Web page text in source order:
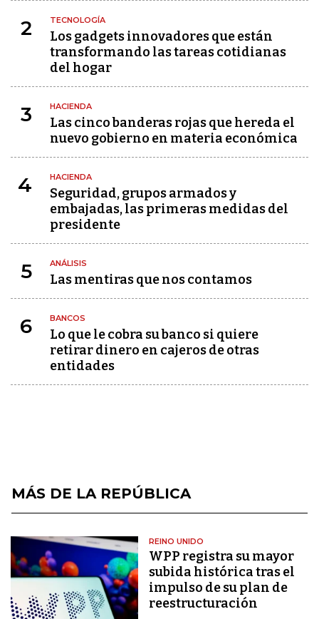
2 TECNOLOGÍA
Los gadgets innovadores que están
transformando las tareas cotidianas
del hogar
3 HACIENDA
Las cinco banderas rojas que hereda el
nuevo gobierno en materia económica
4 HACIENDA
Seguridad, grupos armados y
embajadas, las primeras medidas del
presidente
5 ANÁLISIS
Las mentiras que nos contamos
6 BANCOS
Lo que le cobra su banco si quiere
retirar dinero en cajeros de otras
entidades
MÁS DE LA REPÚBLICA
REINO UNIDO
WPP registra su mayor
subida histórica tras el
impulso de su plan de
reestructuración